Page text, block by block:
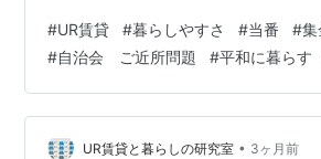
れにくいという声もあります。 ここで
えで感じやすい メリットとデメリット
とめてみました。 目次 UR賃貸は「当
ク。でも交流が少なくなる面もありま
いところ 面倒な当番や集金がなく、暮
#UR賃貸 #暮らしやすさ #当番 #集
#自治会 ご近所問題 #平和に暮らす
UR賃貸と暮らしの研究室 • 3ヶ月前